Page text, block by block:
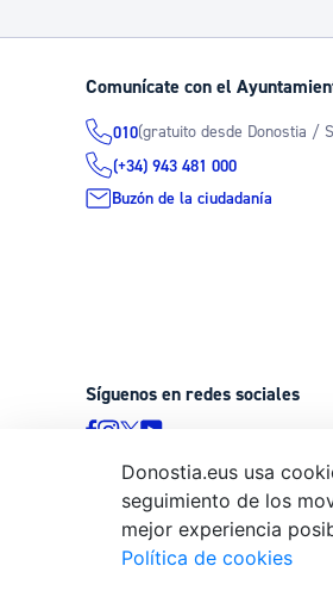
Comunícate con el
010(gratuito desde Donostia /
(+34) 943 481 000
Buzón de la ciudadanía
Síguenos en redes sociales
© Donostiako Udala -
20003 Donostia / San Sebastián
Donostia.eus usa
seguimiento de los
mejor experiencia
Política de cookies